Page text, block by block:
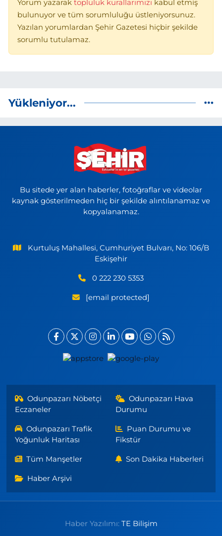
Yorum yazarak topluluk kurallarımızı kabul etmiş
bulunuyor ve tüm sorumluluğu üstleniyorsunuz.
Yazılan yorumlardan Şehir Gazetesi hiçbir şekilde
sorumlu tutulamaz.
Yükleniyor...
Bu sitede yer alan haberler, fotoğraflar ve videolar
kaynak gösterilmeden hiç bir şekilde alıntılanamaz ve
kopyalanamaz.
Kurtuluş Mahallesi, Cumhuriyet Bulvarı, No: 106/B
Eskişehir
0 222 230 5353
[email protected]
Odunpazarı Nöbetçi
Eczaneler
Odunpazarı Hava
Durumu
Odunpazarı Trafik
Yoğunluk Haritası
Puan Durumu ve
Fikstür
Tüm Manşetler Son Dakika Haberleri
Haber Arşivi
Haber Yazılımı: TE Bilişim